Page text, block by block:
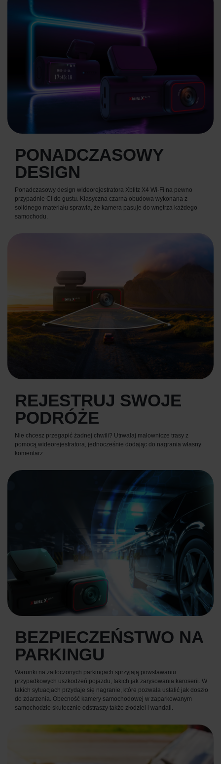
PONADCZASOWY
DESIGN
Ponadczasowy design wideorejestratora Xblitz X4 Wi-Fi na pewno
przypadnie Ci do gustu. Klasyczna czarna obudowa wykonana z
solidnego materiału sprawia, że kamera pasuje do wnętrza każdego
samochodu.
REJESTRUJ SWOJE
PODRÓŻE
Nie chcesz przegapić żadnej chwili? Utrwalaj malownicze trasy z
pomocą wideorejestratora, jednocześnie dodając do nagrania własny
komentarz.
BEZPIECZEŃSTWO NA
PARKINGU
Warunki na zatłoczonych parkingach sprzyjają powstawaniu
przypadkowych uszkodzeń pojazdu, takich jak zarysowania karoserii. W
takich sytuacjach przydaje się nagranie, które pozwala ustalić jak doszło
do zdarzenia. Obecność kamery samochodowej w zaparkowanym
samochodzie skutecznie odstraszy także złodziei i wandali.